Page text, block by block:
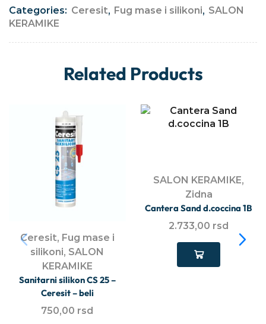
Categories: Ceresit, Fug mase i silikoni, SALON
KERAMIKE
Related Products
Ceresit, Fug mase i
silikoni, SALON
KERAMIKE
Sanitarni silikon CS 25 –
Ceresit – beli
750,00 rsd
SALON KERAMIKE,
Zidna
Cantera Sand d.coccina 1B
2.733,00 rsd